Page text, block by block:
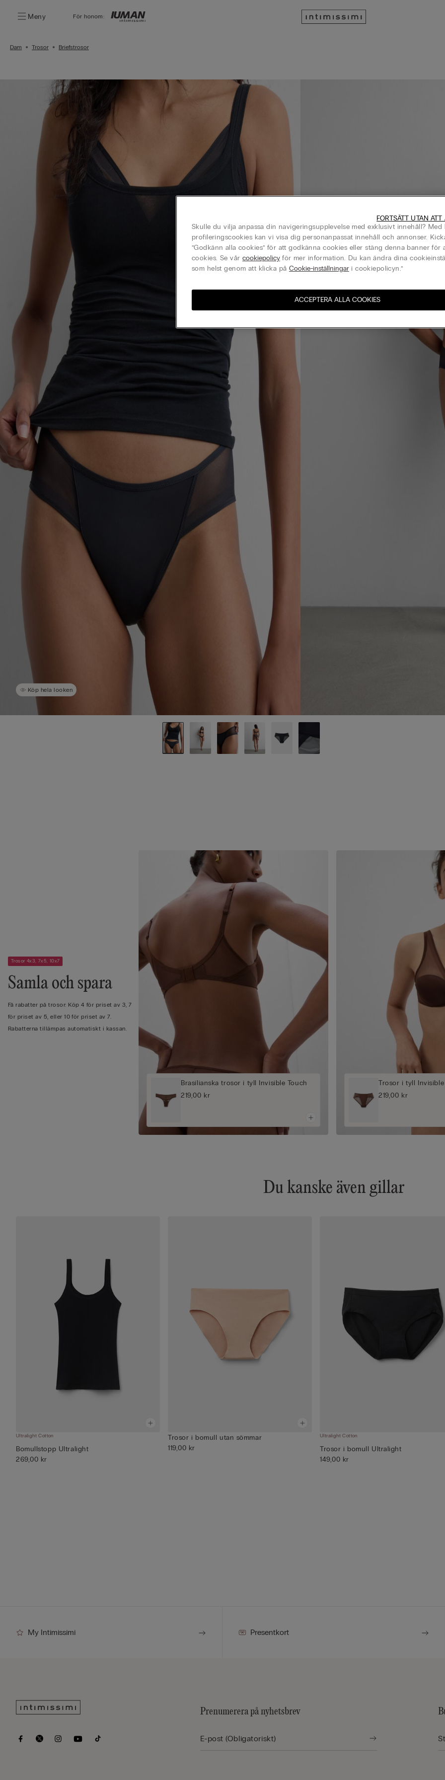
Meny För honom:
Dam Trosor Briefstrosor
Köp hela looken
Trosor 4x3, 7x5, 10x7
Samla och spara
Få rabatter på trosor: Köp 4 för priset av 3, 7
för priset av 5, eller 10 för priset av 7.
Rabatterna tillämpas automatiskt i kassan.
Brasilianska trosor i tyll Invisible Touch
219,00 kr
Trosor i tyll Invisible
219,00 kr
Du kanske även gillar
Ultralight Cotton
Bomullstopp Ultralight
269,00 kr
Trosor i bomull utan sömmar
119,00 kr
Ultralight Cotton
Trosor i bomull Ultralight
149,00 kr
My Intimissimi Presentkort
Prenumerera på nyhetsbrev
Skulle du vilja anpassa din navigeringsupplevelse med exklusivt innehåll? Med
profileringscookies kan vi visa dig personanpassat innehåll och annonser.
”Godkänn alla cookies” för att godkänna cookies eller stäng denna banner för
cookies. Se vår cookiepolicyför mer information. Du kan ändra dina
som helst genom att klicka på Cookie-inställningari cookiepolicyn.”
ACCEPTERA ALLA COOKIES
FORTSÄTT UTAN ATT